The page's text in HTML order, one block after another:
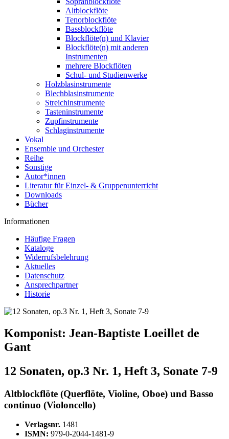
Altblockflöte
Tenorblockflöte
Bassblockflöte
Blockflöte(n) und Klavier
Blockflöte(n) mit anderen
Instrumenten
mehrere Blockflöten
Schul- und Studienwerke
Holzblasinstrumente
Blechblasinstrumente
Streichinstrumente
Tasteninstrumente
Zupfinstrumente
Schlaginstrumente
Vokal
Ensemble und Orchester
Reihe
Sonstige
Autor*innen
Literatur für Einzel- & Gruppenunterricht
Downloads
Bücher
Informationen
Häufige Fragen
Kataloge
Widerrufsbelehrung
Aktuelles
Datenschutz
Ansprechpartner
Historie
Komponist: Jean-Baptiste Loeillet de
Gant
12 Sonaten, op.3 Nr. 1, Heft 3, Sonate 7-9
Altblockflöte (Querflöte, Violine, Oboe) und Basso
continuo (Violoncello)
Verlagsnr. 1481
ISMN: 979-0-2044-1481-9